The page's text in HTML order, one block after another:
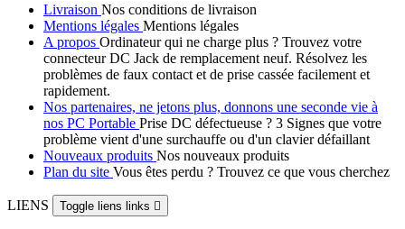
Livraison Nos conditions de livraison
Mentions légales Mentions légales
A propos Ordinateur qui ne charge plus ? Trouvez votre
connecteur DC Jack de remplacement neuf. Résolvez les
problèmes de faux contact et de prise cassée facilement et
rapidement.
Nos partenaires, ne jetons plus, donnons une seconde vie à
nos PC Portable Prise DC défectueuse ? 3 Signes que votre
problème vient d'une surchauffe ou d'un clavier défaillant
Nouveaux produits Nos nouveaux produits
Plan du site Vous êtes perdu ? Trouvez ce que vous cherchez
LIENS Toggle liens links 